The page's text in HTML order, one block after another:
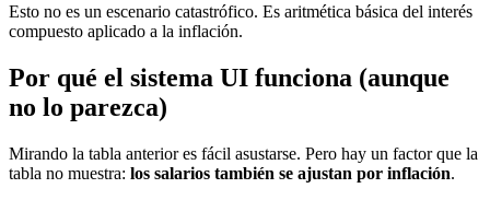
Esto no es un escenario catastrófico. Es aritmética básica del interés
compuesto aplicado a la inflación.
Por qué el sistema UI funciona (aunque
no lo parezca)
Mirando la tabla anterior es fácil asustarse. Pero hay un factor que la
tabla no muestra: los salarios también se ajustan por inflación.